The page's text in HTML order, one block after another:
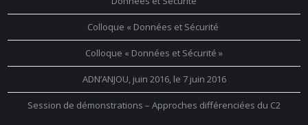
Colloque « Données et Sécurité
Colloque « Données et Sécurité »
ADN’ANJOU, juin 2016, le 7 juin 2016
Session de démonstrations – Approches différenciées du C2